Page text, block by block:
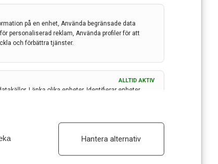
på en enhet, Använda begränsade data
personaliserad reklam, Använda profiler för att
och förbättra tjänster.
ALLTID AKTIV
Länka olika enheter, Identifierar enheter
ALLTID AKTIV
Hantera alternativ
multipel skleros